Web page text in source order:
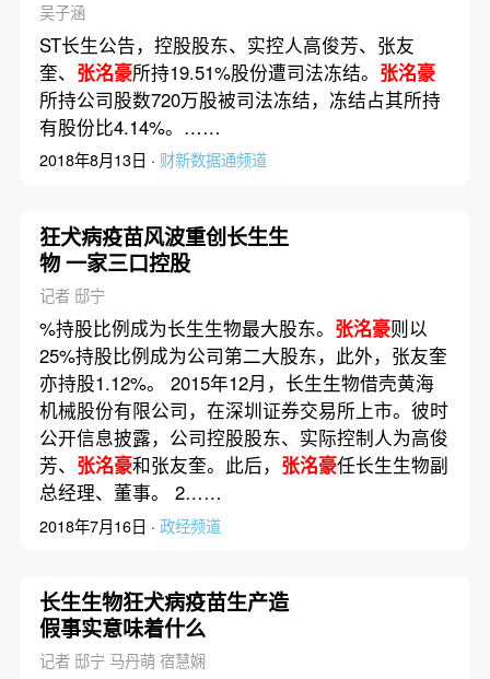
吴子涵
ST长生公告，控股股东、实控人高俊芳、张友
奎、 张洺豪所持19.51%股份遭司法冻结。 张洺豪
所持公司股数720万股被司法冻结，冻结占其所持
有股份比4.14%。……
2018年8月13日 · 财新数据通频道
狂犬病疫苗风波重创长生生
物 一家三口控股
记者 邸宁
%持股比例成为长生生物最大股东。 张洺豪则以
25%持股比例成为公司第二大股东，此外，张友奎
亦持股1.12%。 2015年12月，长生生物借壳黄海
机械股份有限公司，在深圳证券交易所上市。彼时
公开信息披露，公司控股股东、实际控制人为高俊
芳、 张洺豪和张友奎。此后， 张洺豪任长生生物副
总经理、董事。 2……
2018年7月16日 · 政经频道
长生生物狂犬病疫苗生产造
假事实意味着什么
记者 邸宁 马丹萌 宿慧娴